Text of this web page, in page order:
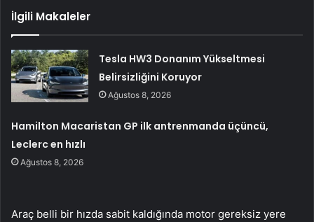
İlgili Makaleler
Tesla HW3 Donanım Yükseltmesi
Belirsizliğini Koruyor
Ağustos 8, 2026
Hamilton Macaristan GP ilk antrenmanda üçüncü,
Leclerc en hızlı
Ağustos 8, 2026
Araç belli bir hızda sabit kaldığında motor gereksiz yere